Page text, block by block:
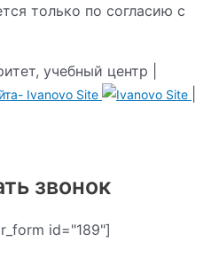
только по согласию с
учебный центр |
Ivanovo Site
звонок
id="189"]